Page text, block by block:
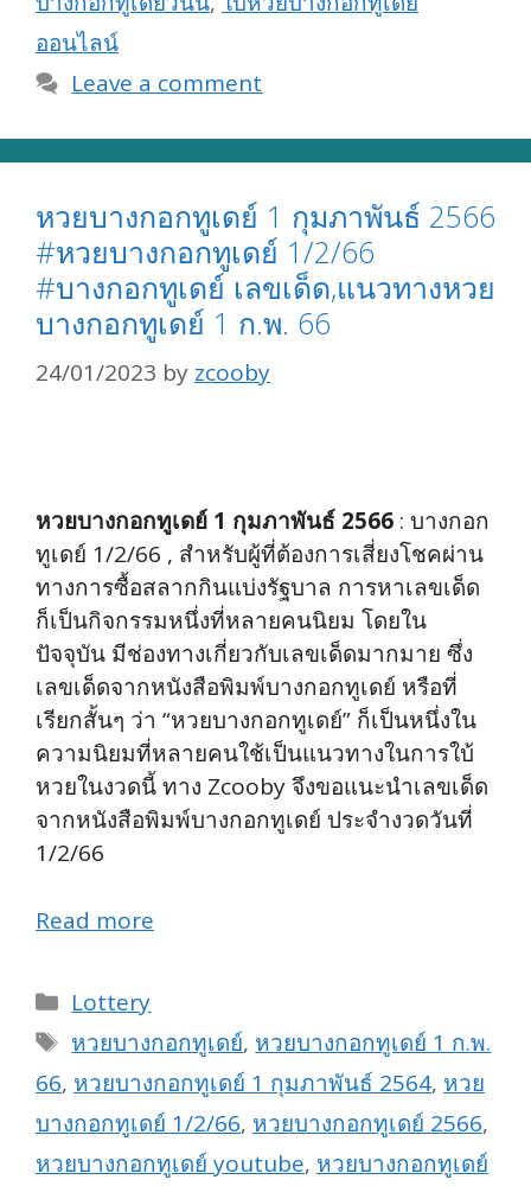
ออนไลน์
Leave a comment
หวยบางกอกทูเดย์ 1 กุมภาพันธ์ 2566
#หวยบางกอกทูเดย์ 1/2/66
#บางกอกทูเดย์ เลขเด็ด,แนวทางหวย
บางกอกทูเดย์ 1 ก.พ. 66
24/01/2023 by zcooby
หวยบางกอกทูเดย์ 1 กุมภาพันธ์ 2566 : บางกอก
ทูเดย์ 1/2/66 , สำหรับผู้ที่ต้องการเสี่ยงโชคผ่าน
ทางการซื้อสลากกินแบ่งรัฐบาล การหาเลขเด็ด
ก็เป็นกิจกรรมหนึ่งที่หลายคนนิยม โดยใน
ปัจจุบัน มีช่องทางเกี่ยวกับเลขเด็ดมากมาย ซึ่ง
เลขเด็ดจากหนังสือพิมพ์บางกอกทูเดย์ หรือที่
เรียกสั้นๆ ว่า “หวยบางกอกทูเดย์” ก็เป็นหนึ่งใน
ความนิยมที่หลายคนใช้เป็นแนวทางในการใบ้
หวยในงวดนี้ ทาง Zcooby จึงขอแนะนำเลขเด็ด
จากหนังสือพิมพ์บางกอกทูเดย์ ประจำงวดวันที่
1/2/66
Read more
Categories
Lottery
Tags
หวยบางกอกทูเดย์, หวยบางกอกทูเดย์ 1 ก.พ.
66, หวยบางกอกทูเดย์ 1 กุมภาพันธ์ 2564, หวย
บางกอกทูเดย์ 1/2/66, หวยบางกอกทูเดย์ 2566,
หวยบางกอกทูเดย์ youtube, หวยบางกอกทูเดย์